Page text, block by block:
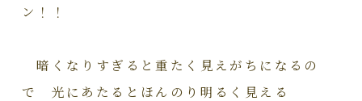
ン！！
暗くなりすぎると重たく見えがちになるの
で 光にあたるとほんのり明るく見える